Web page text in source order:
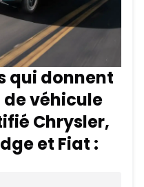
qui donnent
véhicule
Chrysler,
et Fiat :